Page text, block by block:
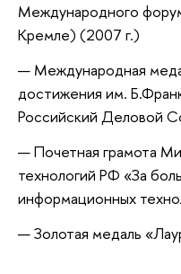
Международного
Кремле) (2007 г.)
Международная
достижения им.
Российский Деловой
Почетная грамота
технологий РФ «За
информационных
Золотая медаль